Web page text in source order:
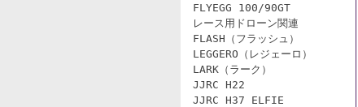
FLYEGG 100/90GT
レース用ドローン関連
FLASH（フラッシュ）
LEGGERO（レジェーロ）
LARK（ラーク）
JJRC H22
JJRC H37 ELFIE